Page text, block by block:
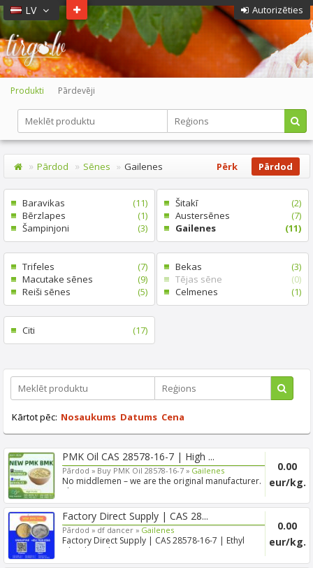
Autorizēties
LV
Produkti Pārdevēji
Pārdod Sēnes Gailenes Pārdod
Pērk
Baravikas
(11)
Bērzlapes
(1)
Šampinjoni
(3)
Šitakī
(2)
Austersēnes
(7)
Gailenes
(11)
Trifeles
(7)
Macutake sēnes
(9)
Reiši sēnes
(5)
Bekas
(3)
Tējas sēne
(0)
Celmenes
(1)
Citi (17)
Kārtot pēc: Nosaukums Datums Cena
PMK Oil CAS 28578-16-7 | High ...
Pārdod » Buy PMK Oil 28578-16-7 » Gailenes
No middlemen – we are the original manufacturer.
That means ...
0.00
eur/kg.
Factory Direct Supply | CAS 28...
Pārdod » df dancer » Gailenes
Factory Direct Supply | CAS 28578-16-7 | Ethyl
Glycidate Eth...
0.00
eur/kg.